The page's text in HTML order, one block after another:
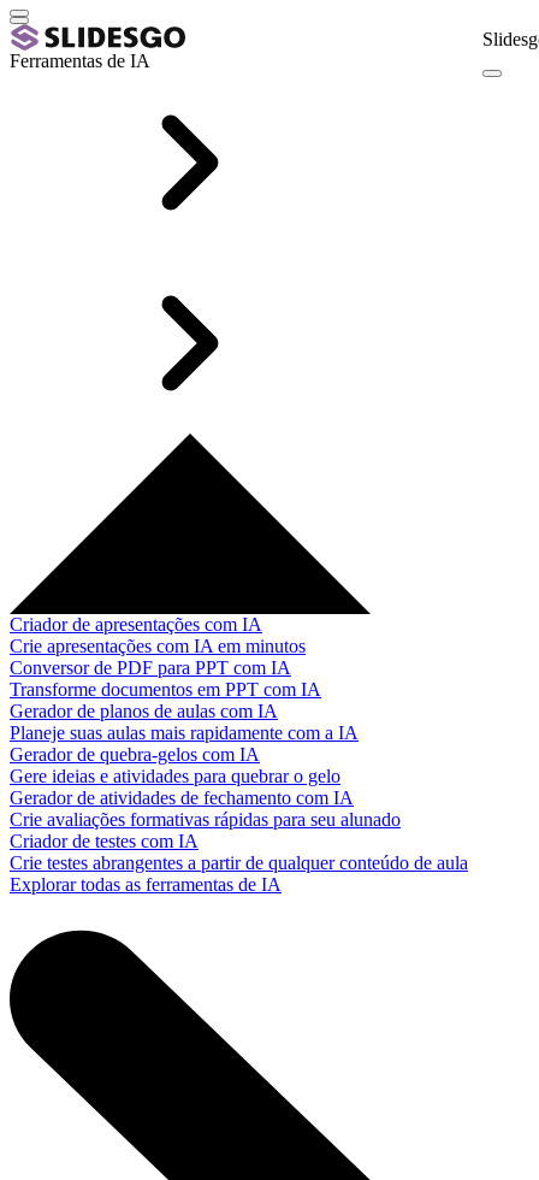
Ferramentas de IA
Criador de apresentações com IA
Crie apresentações com IA em minutos
Conversor de PDF para PPT com IA
Transforme documentos em PPT com IA
Gerador de planos de aulas com IA
Planeje suas aulas mais rapidamente com a IA
Gerador de quebra-gelos com IA
Gere ideias e atividades para quebrar o gelo
Gerador de atividades de fechamento com IA
Crie avaliações formativas rápidas para seu alunado
Criador de testes com IA
Crie testes abrangentes a partir de qualquer conteúdo de aula
Explorar todas as ferramentas de IA